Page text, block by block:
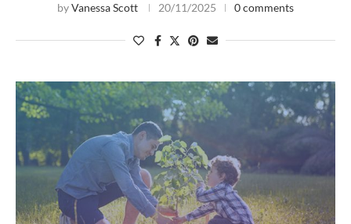
byVanessa Scott 20/11/2025 0 comments